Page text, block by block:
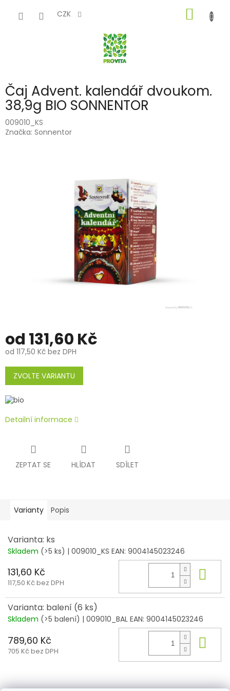
CZK
KOŠÍK
Čaj Advent. kalendář dvoukom.
38,9g BIO SONNENTOR
009010_KS
Značka: Sonnentor
od 131,60 Kč
od 117,50 Kč bez DPH
Měrná
cena:
ZVOLTE VARIANTU
Detailní informace
ZEPTAT SE HLÍDAT SDÍLET
Varianty Popis
Varianta: ks
Skladem (>5 ks) | 009010_KS EAN: 9004145023246
131,60 Kč
117,50 Kč bez DPH
Varianta: balení (6 ks)
Skladem (>5 balení) | 009010_BAL EAN: 9004145023246
789,60 Kč
705 Kč bez DPH